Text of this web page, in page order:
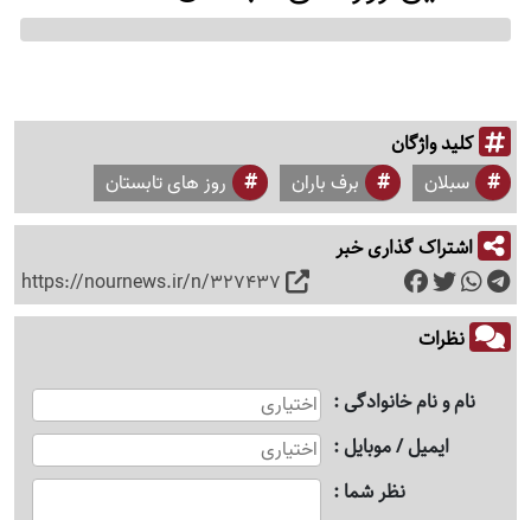
کلید واژگان
سبلان برف باران روز های تابستان
اشتراک گذاری خبر
https://nournews.ir/n/327437
نظرات
نام و نام خانوادگی
ایمیل / موبایل
نظر شما